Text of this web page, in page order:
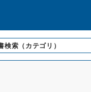
検索 （カテゴリ）